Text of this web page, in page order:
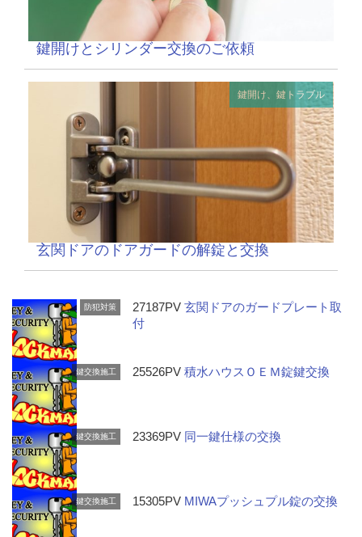
鍵開けとシリンダー交換のご依頼
鍵開け、鍵トラブル
玄関ドアのドアガードの解錠と交換
防犯対策 27187PV玄関ドアのガードプレート取
付
鍵交換施工 25526PV積水ハウスＯＥＭ錠鍵交換
鍵交換施工 23369PV 同一鍵仕様の交換
鍵交換施工 15305PV MIWAプッシュプル錠の交換